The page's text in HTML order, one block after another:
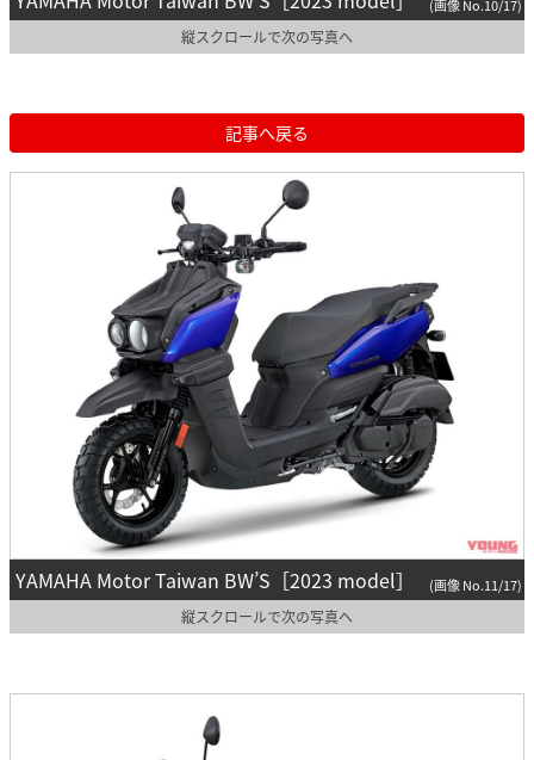
(画像 No.10/17)
縦スクロールで次の写真へ
記事へ戻る
YAMAHA Motor Taiwan BW’S［2023 model］ (画像 No.11/17)
縦スクロールで次の写真へ